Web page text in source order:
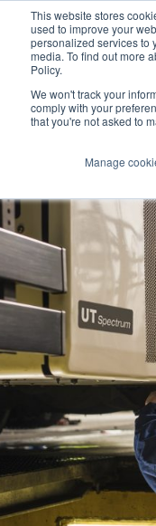
This website stores
used to improve your
personalized services to
media. To find out more
Policy.
We won't track your
comply with your
that you're not asked to
Manage